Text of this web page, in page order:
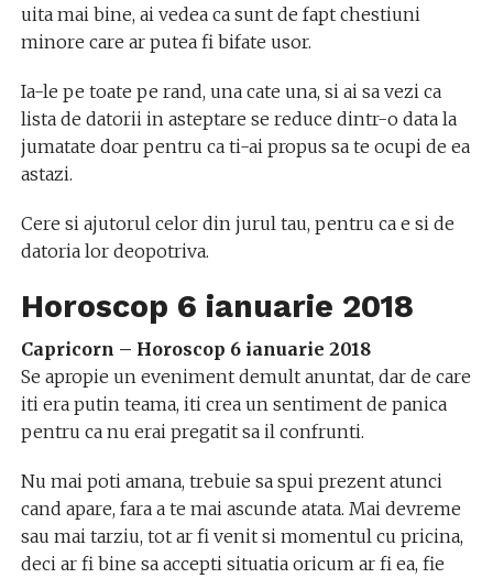
uita mai bine, ai vedea ca sunt de fapt chestiuni
minore care ar putea fi bifate usor.
Ia-le pe toate pe rand, una cate una, si ai sa vezi ca
lista de datorii in asteptare se reduce dintr-o data la
jumatate doar pentru ca ti-ai propus sa te ocupi de ea
astazi.
Cere si ajutorul celor din jurul tau, pentru ca e si de
datoria lor deopotriva.
Horoscop 6 ianuarie 2018
Capricorn – Horoscop 6 ianuarie 2018
Se apropie un eveniment demult anuntat, dar de care
iti era putin teama, iti crea un sentiment de panica
pentru ca nu erai pregatit sa il confrunti.
Nu mai poti amana, trebuie sa spui prezent atunci
cand apare, fara a te mai ascunde atata. Mai devreme
sau mai tarziu, tot ar fi venit si momentul cu pricina,
deci ar fi bine sa accepti situatia oricum ar fi ea, fie